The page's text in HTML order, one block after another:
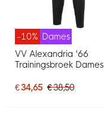
-10% Dames
VV Alexandria '66
Trainingsbroek Dames
€ 34,65 € 38,50